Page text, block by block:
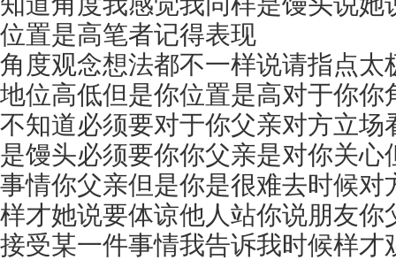
位置是高笔者记得表现
角度观念想法都不一样说请指点太
地位高低但是你位置是高对于你你
不知道必须要对于你父亲对方立场
是馒头必须要你你父亲是对你关
事情你父亲但是你是很难去时候对
样才她说要体谅他人站你说朋友你
接受某一件事情我告诉我时候样才